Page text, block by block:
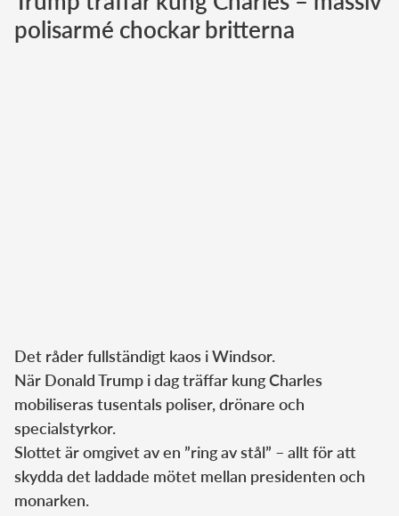
Norska kungahuset
polisarmé chockar britterna
Det råder fullständigt kaos i Windsor.
När Donald Trump i dag träffar kung Charles
mobiliseras tusentals poliser, drönare och
specialstyrkor.
Slottet är omgivet av en ”ring av stål” – allt för att
skydda det laddade mötet mellan presidenten och
monarken.